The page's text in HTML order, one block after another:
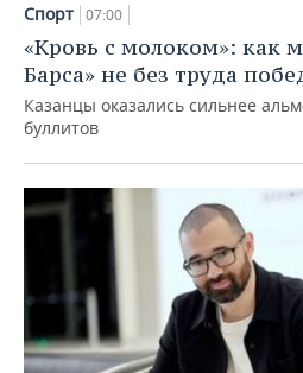
Спорт 07:00
«Кровь с молоком»: как
Барса» не без труда
Казанцы оказались сильнее
буллитов